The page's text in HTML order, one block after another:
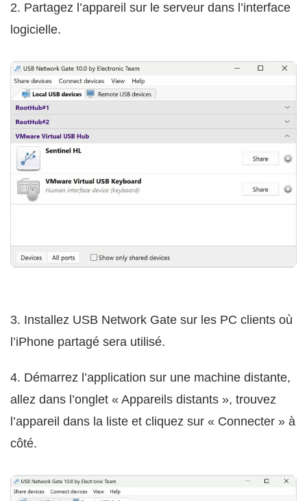
2. Partagez l’appareil sur le serveur dans l’interface
logicielle.
3. Installez USB Network Gate sur les PC clients où
l’iPhone partagé sera utilisé.
4. Démarrez l’application sur une machine distante,
allez dans l’onglet « Appareils distants », trouvez
l’appareil dans la liste et cliquez sur « Connecter » à
côté.